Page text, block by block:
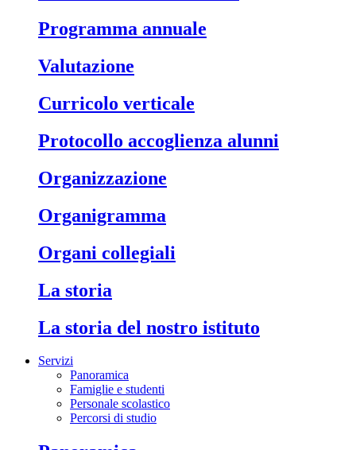
Programma annuale
Valutazione
Curricolo verticale
Protocollo accoglienza alunni
Organizzazione
Organigramma
Organi collegiali
La storia
La storia del nostro istituto
Servizi
Panoramica
Famiglie e studenti
Personale scolastico
Percorsi di studio